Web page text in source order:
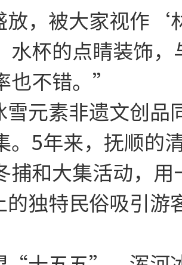
放，被大家视作‘
水杯的点睛装饰
也不错。”
雪元素非遗文创品
。5年来，抚顺的
捕和大集活动，用
的独特民俗吸引游